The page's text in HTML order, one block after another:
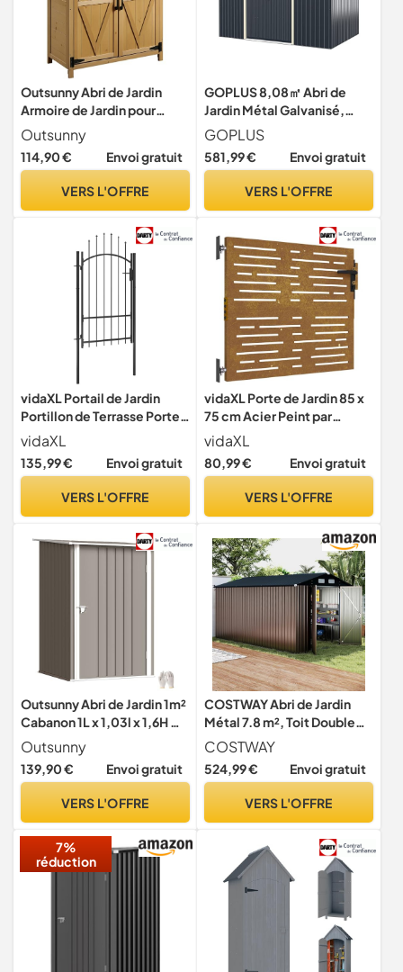
Outsunny Abri de Jardin
Armoire de Jardin pour
Outils 75L x 40l x 90H cm 3
étagères 2 Portes Toit en
Asphalte imperméable Bois
Outsunny
114,90 € Envoi gratuit
VERS L'OFFRE
GOPLUS 8,08㎡ Abri de
Jardin Métal Galvanisé,
Cabine de Jardin Extérieur
Portes Coulissantes,
Résistant aux Intempéries,
Outils, 16,97m³, 330 x 255 x
GOPLUS
581,99 € Envoi gratuit
VERS L'OFFRE
vidaXL Portail de Jardin
Portillon de Terrasse Porte
de Patio Barrière de
Sécurité de Jardin Portillon
d'Arrière-cour Extérieur
vidaXL
135,99 € Envoi gratuit
VERS L'OFFRE
vidaXL Porte de Jardin 85 x
75 cm Acier Peint par
Poudre Verrouillable
vidaXL
80,99 € Envoi gratuit
VERS L'OFFRE
Outsunny Abri de Jardin 1m²
Cabanon 1L x 1,03l x 1,6H m
Marron et Blanc
Outsunny
139,90 € Envoi gratuit
VERS L'OFFRE
COSTWAY Abri de Jardin
Métal 7.8 m², Toit Double
Pente, Double Porte
Verrouillable avec Clé, 4
Aérations, Cabane de Jardin
Poubelle, Outil, Anthracite
COSTWAY
524,99 € Envoi gratuit
VERS L'OFFRE
7%
réduction